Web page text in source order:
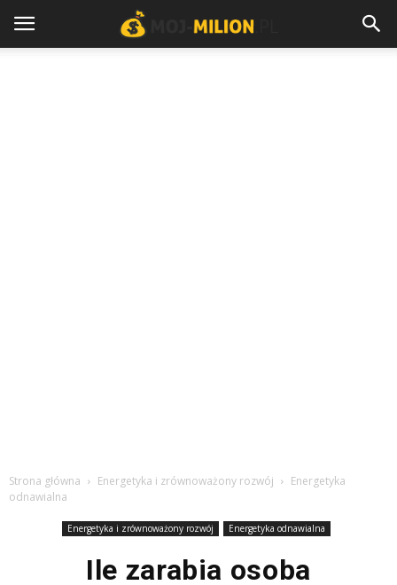
Strona główna Energetyka i zrównoważony rozwój
Energetyka
odnawialna
Energetyka i zrównoważony rozwój Energetyka odnawialna
Ile zarabia osoba